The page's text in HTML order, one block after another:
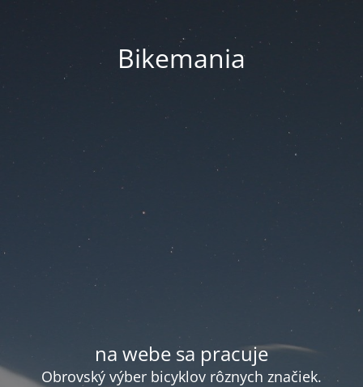
Bikemania
na webe sa pracuje
Obrovský výber bicyklov rôznych značiek.